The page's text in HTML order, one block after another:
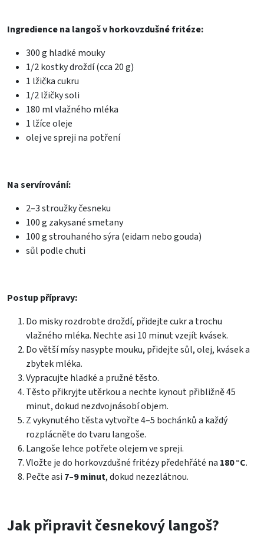
Ingredience na langoš v horkovzdušné fritéze:
300 g hladké mouky
1/2 kostky droždí (cca 20 g)
1 lžička cukru
1/2 lžičky soli
180 ml vlažného mléka
1 lžíce oleje
olej ve spreji na potření
Na servírování:
2–3 stroužky česneku
100 g zakysané smetany
100 g strouhaného sýra (eidam nebo gouda)
sůl podle chuti
Postup přípravy:
Do misky rozdrobte droždí, přidejte cukr a trochu
vlažného mléka. Nechte asi 10 minut vzejít kvásek.
Do větší mísy nasypte mouku, přidejte sůl, olej, kvásek a
zbytek mléka.
Vypracujte hladké a pružné těsto.
Těsto přikryjte utěrkou a nechte kynout přibližně 45
minut, dokud nezdvojnásobí objem.
Z vykynutého těsta vytvořte 4–5 bochánků a každý
rozplácněte do tvaru langoše.
Langoše lehce potřete olejem ve spreji.
Vložte je do horkovzdušné fritézy předehřáté na 180 °C.
Pečte asi 7–9 minut, dokud nezezlátnou.
Jak připravit česnekový langoš?